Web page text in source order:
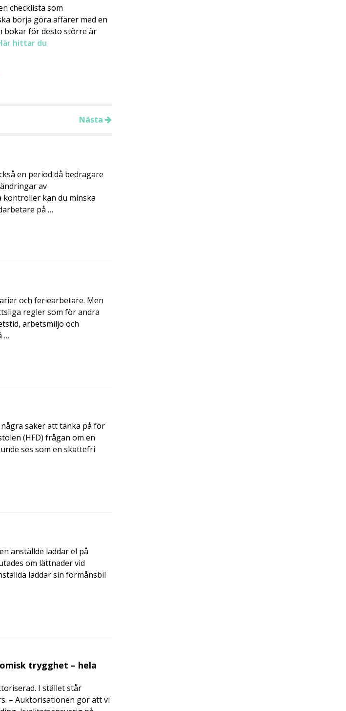
checklista som
börja göra affärer med en
bokar för desto större är
hittar du
Nästa
en period då bedragare
av
kontroller kan du minska
på …
och feriearbetare. Men
regler som för andra
arbetsmiljö och
…
saker att tänka på för
(HFD) frågan om en
ses som en skattefri
anställde laddar el på
om lättnader vid
laddar sin förmånsbil
trygghet – hela
I stället står
– Auktorisationen gör att vi